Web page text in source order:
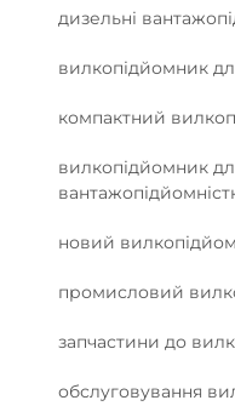
дизельні
вилкопідйомник
компактний
вилкопідйомник
новий
промисловий
запчастини до
обслуговування